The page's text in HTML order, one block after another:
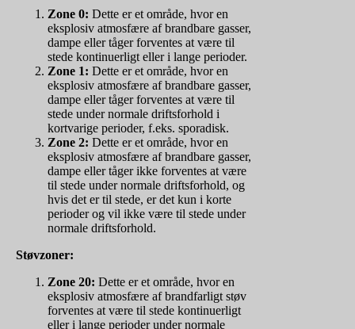
Zone 0: Dette er et område, hvor en
eksplosiv atmosfære af brandbare gasser,
dampe eller tåger forventes at være til
stede kontinuerligt eller i lange perioder.
Zone 1: Dette er et område, hvor en
eksplosiv atmosfære af brandbare gasser,
dampe eller tåger forventes at være til
stede under normale driftsforhold i
kortvarige perioder, f.eks. sporadisk.
Zone 2: Dette er et område, hvor en
eksplosiv atmosfære af brandbare gasser,
dampe eller tåger ikke forventes at være
til stede under normale driftsforhold, og
hvis det er til stede, er det kun i korte
perioder og vil ikke være til stede under
normale driftsforhold.
Støvzoner:
Zone 20: Dette er et område, hvor en
eksplosiv atmosfære af brandfarligt støv
forventes at være til stede kontinuerligt
eller i lange perioder under normale